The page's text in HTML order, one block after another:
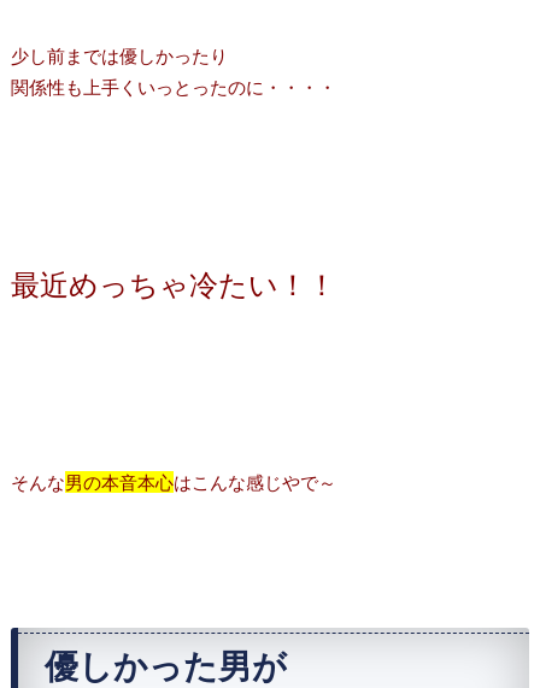
少し前までは優しかったり
関係性も上手くいっとったのに・・・・
最近めっちゃ冷たい！！
そんな男の本音本心はこんな感じやで～
優しかった男が